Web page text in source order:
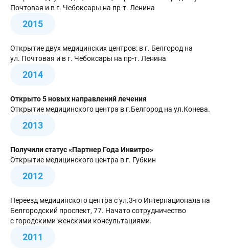
Почтовая и в г. Чебоксары на пр-т. Ленина
2015
Открытие двух медицинских центров: в г. Белгород на
ул. Почтовая и в г. Чебоксары на пр-т. Ленина
2014
Открыто 5 новых направлений лечения
Открытие медицинского центра в г.Белгород на ул.Конева.
2013
Получили статус «Партнер Года Инвитро»
Открытие медицинского центра в г. Губкин
2012
Переезд медицинского центра с ул.3-го Интернационала на
Белгородский проспект, 77. Начато сотрудничество
с городскими женскими консультациями.
2011